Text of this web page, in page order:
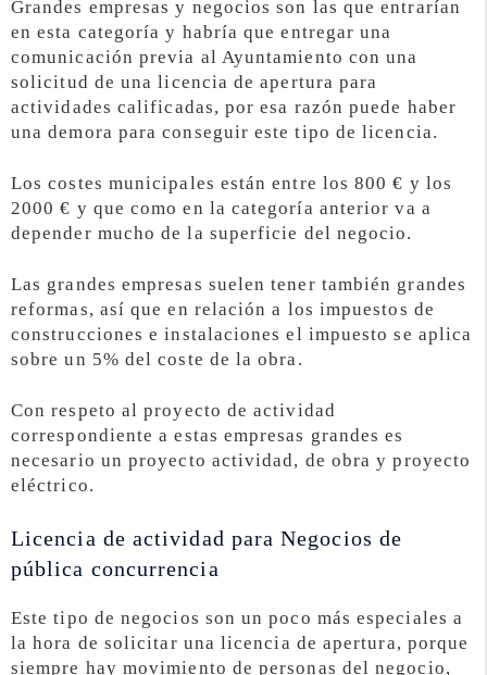
Grandes empresas y negocios son las que entrarían
en esta categoría y habría que entregar una
comunicación previa al Ayuntamiento con una
solicitud de una licencia de apertura para
actividades calificadas, por esa razón puede haber
una demora para conseguir este tipo de licencia.
Los costes municipales están entre los 800 € y los
2000 € y que como en la categoría anterior va a
depender mucho de la superficie del negocio.
Las grandes empresas suelen tener también grandes
reformas, así que en relación a los impuestos de
construcciones e instalaciones el impuesto se aplica
sobre un 5% del coste de la obra.
Con respeto al proyecto de actividad
correspondiente a estas empresas grandes es
necesario un proyecto actividad, de obra y proyecto
eléctrico.
Licencia de actividad para Negocios de
pública concurrencia
Este tipo de negocios son un poco más especiales a
la hora de solicitar una licencia de apertura, porque
siempre hay movimiento de personas del negocio,